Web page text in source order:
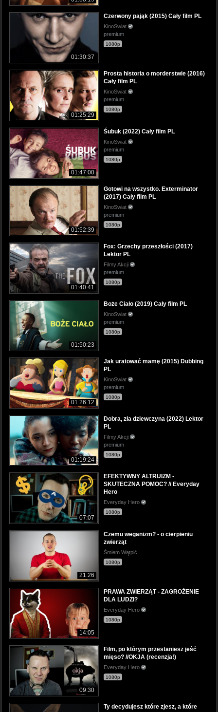
01:30:37
Czerwony pająk (2015) Cały film PL
KinoSwiat
premium
1080p
01:25:29
Prosta historia o morderstwie (2016)
Cały film PL
KinoSwiat
premium
1080p
01:47:00
Śubuk (2022) Cały film PL
KinoSwiat
premium
1080p
01:52:39
Gotowi na wszystko. Exterminator
(2017) Cały film PL
KinoSwiat
premium
1080p
01:40:41
Fox: Grzechy przeszłości (2017)
Lektor PL
Filmy Akcji
premium
1080p
01:50:23
Boże Ciało (2019) Cały film PL
KinoSwiat
premium
1080p
01:26:12
Jak uratować mamę (2015) Dubbing
PL
KinoSwiat
premium
1080p
01:19:24
Dobra, zła dziewczyna (2022) Lektor
PL
Filmy Akcji
premium
1080p
07:07
EFEKTYWNY ALTRUIZM -
SKUTECZNA POMOC? // Everyday
Hero
Everyday Hero
1080p
21:26
Czemu weganizm? - o cierpieniu
zwierząt
Śmiem Wątpić
1080p
14:05
PRAWA ZWIERZĄT - ZAGROŻENIE
DLA LUDZI?
Everyday Hero
1080p
09:30
Film, po którym przestaniesz jeść
mięso? //OKJA (recenzja!)
Everyday Hero
1080p
Ty decydujesz które zjesz, a które